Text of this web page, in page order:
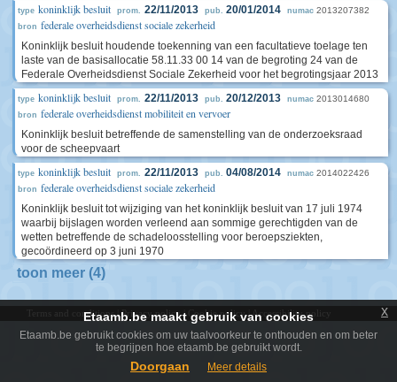
type koninklijk besluit prom. 22/11/2013 pub. 20/01/2014 numac 2013207382
bron federale overheidsdienst sociale zekerheid
Koninklijk besluit houdende toekenning van een facultatieve toelage ten
laste van de basisallocatie 58.11.33 00 14 van de begroting 24 van de
Federale Overheidsdienst Sociale Zekerheid voor het begrotingsjaar 2013
type koninklijk besluit prom. 22/11/2013 pub. 20/12/2013 numac 2013014680
bron federale overheidsdienst mobiliteit en vervoer
Koninklijk besluit betreffende de samenstelling van de onderzoeksraad
voor de scheepvaart
type koninklijk besluit prom. 22/11/2013 pub. 04/08/2014 numac 2014022426
bron federale overheidsdienst sociale zekerheid
Koninklijk besluit tot wijziging van het koninklijk besluit van 17 juli 1974
waarbij bijslagen worden verleend aan sommige gerechtigden van de
wetten betreffende de schadeloosstelling voor beroepsziekten,
gecoördineerd op 3 juni 1970
toon meer (4)
Terms and conditions|Privacy policy| Cookie policy|Accessibility policy
Etaamb.be maakt gebruik van cookies
Etaamb.be gebruikt cookies om uw taalvoorkeur te onthouden en om beter
te begrijpen hoe etaamb.be gebruikt wordt.
Doorgaan Meer details
x